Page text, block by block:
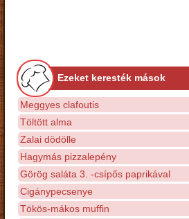
Ezeket keresték mások
Meggyes clafoutis
Töltött alma
Zalai dödölle
Hagymás pizzalepény
Görög saláta 3. -csípős paprikával
Cigánypecsenye
Tökös-mákos muffin